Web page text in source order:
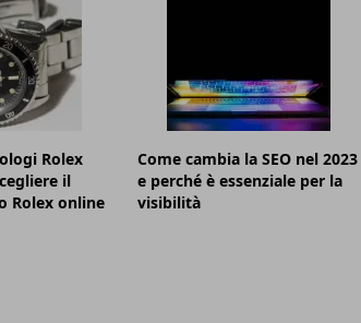
Rolex
il
Rolex online
Come cambia la SEO nel 2023
e perché è essenziale per la
visibilità